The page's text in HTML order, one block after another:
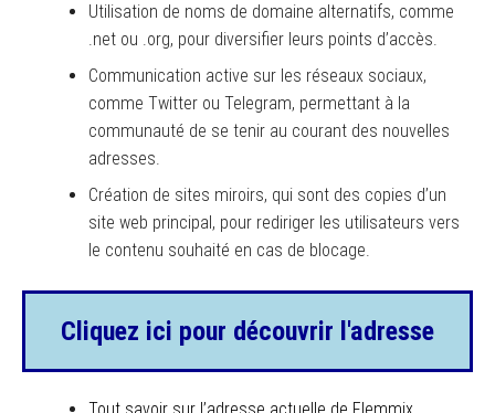
Utilisation de noms de domaine alternatifs, comme
.net ou .org, pour diversifier leurs points d’accès.
Communication active sur les réseaux sociaux,
comme Twitter ou Telegram, permettant à la
communauté de se tenir au courant des nouvelles
adresses.
Création de sites miroirs, qui sont des copies d’un
site web principal, pour rediriger les utilisateurs vers
le contenu souhaité en cas de blocage.
Cliquez ici pour découvrir l'adresse